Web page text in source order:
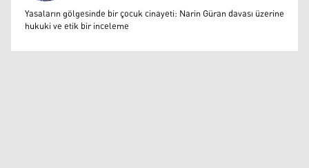
Prof. Dr. Ümit Yazıcıoğlu
Yasaların gölgesinde bir çocuk cinayeti: Narin Güran davası üzerine
hukuki ve etik bir inceleme